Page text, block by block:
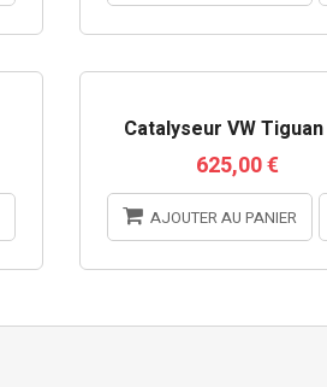
Catalyseur VW
625,00 €
AJOUTER AU PANIER